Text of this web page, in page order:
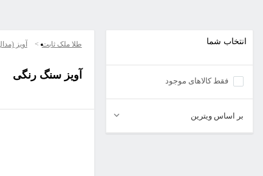
انتخاب شما
فقط کالاهای موجود
بر اساس ویترین
طلا ملک ثابت آویز
آویز سنگ رنگی